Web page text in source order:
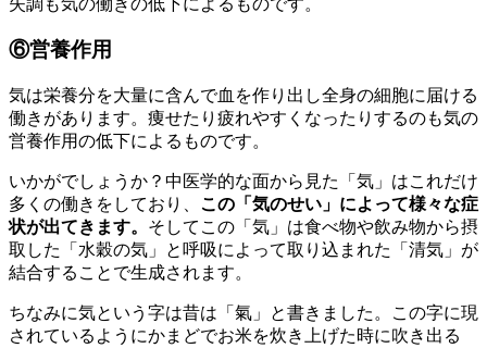
⑥営養作用
気は栄養分を大量に含んで血を作り出し全身の細胞に届ける
働きがあります。痩せたり疲れやすくなったりするのも気の
営養作用の低下によるものです。
いかがでしょうか？中医学的な面から見た「気」はこれだけ
多くの働きをしており、 この「気のせい」によって様々な症
状が出てきます。 そしてこの「気」は食べ物や飲み物から摂
取した「水穀の気」と呼吸によって取り込まれた「清気」が
結合することで生成されます。
ちなみに気という字は昔は「氣」と書きました。この字に現
されているようにかまどでお米を炊き上げた時に吹き出る